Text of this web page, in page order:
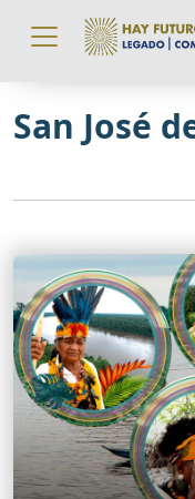
Pasar al contenido
San José